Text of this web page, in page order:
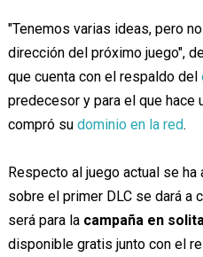
"Tenemos varias ideas, pero
dirección del próximo juego",
que cuenta con el respaldo del
predecesor y para el que hace
compró su dominio en la red.
Respecto al juego actual se
sobre el primer DLC se dará a
será para la campaña en
disponible gratis junto con el